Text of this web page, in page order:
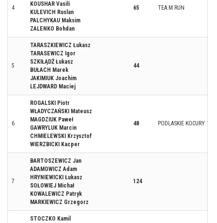
4
KOUSHAR Vasili
KULEVICH Ruslan
PALCHYKAU Maksim
ZALENKO Bohdan
65 TEA.M RUN
5
TARASZKIEWICZ Łukasz
TARASEWICZ Igor
SZKIŁĄDŹ Łukasz
BUŁACH Marek
JAKIMIUK Joachim
LEJDWARD Maciej
44
6
ROGALSKI Piotr
WŁADYCZAŃSKI Mateusz
MAGDZIUK Paweł
GAWRYLUK Marcin
CHMIELEWSKI Krzysztof
WIERZBICKI Kacper
48 PODLASKIE KOCURY 1
7
BARTOSZEWICZ Jan
ADAMOWICZ Adam
HRYNIEWICKI Łukasz
SOŁOWIEJ Michał
KOWALEWICZ Patryk
MARKIEWICZ Grzegorz
124
STOCZKO Kamil